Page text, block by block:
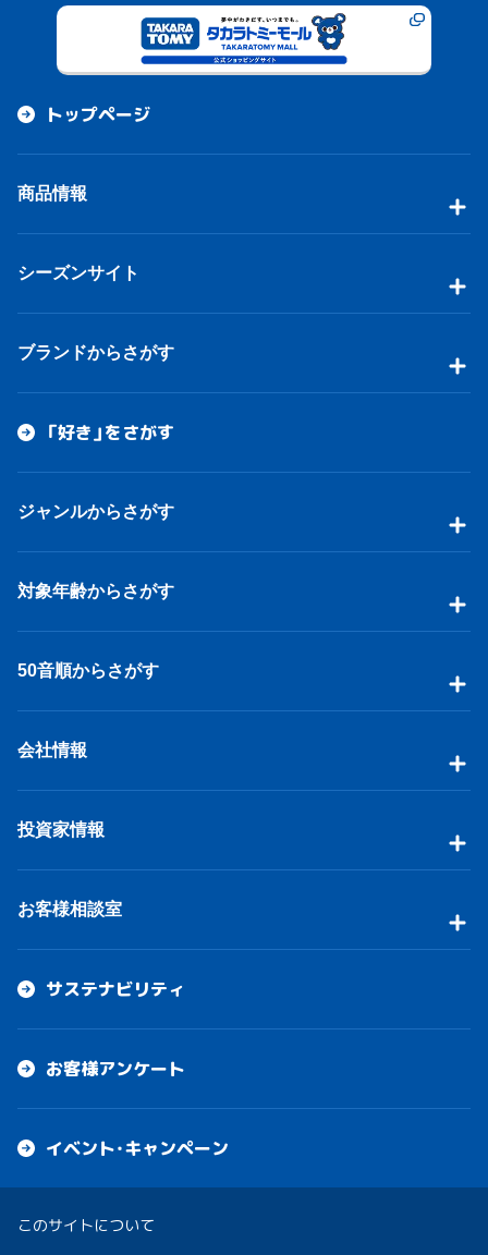
トップページ
商品情報
シーズンサイト
ブランドからさがす
「好き」をさがす
ジャンルからさがす
対象年齢からさがす
50音順からさがす
会社情報
投資家情報
お客様相談室
サステナビリティ
お客様アンケート
イベント・キャンペーン
このサイトについて